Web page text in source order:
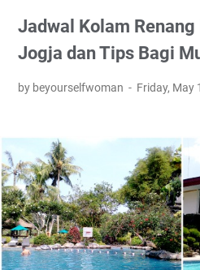
Jadwal Kolam
Jogja dan Tips Bagi
by beyourselfwoman Friday, May